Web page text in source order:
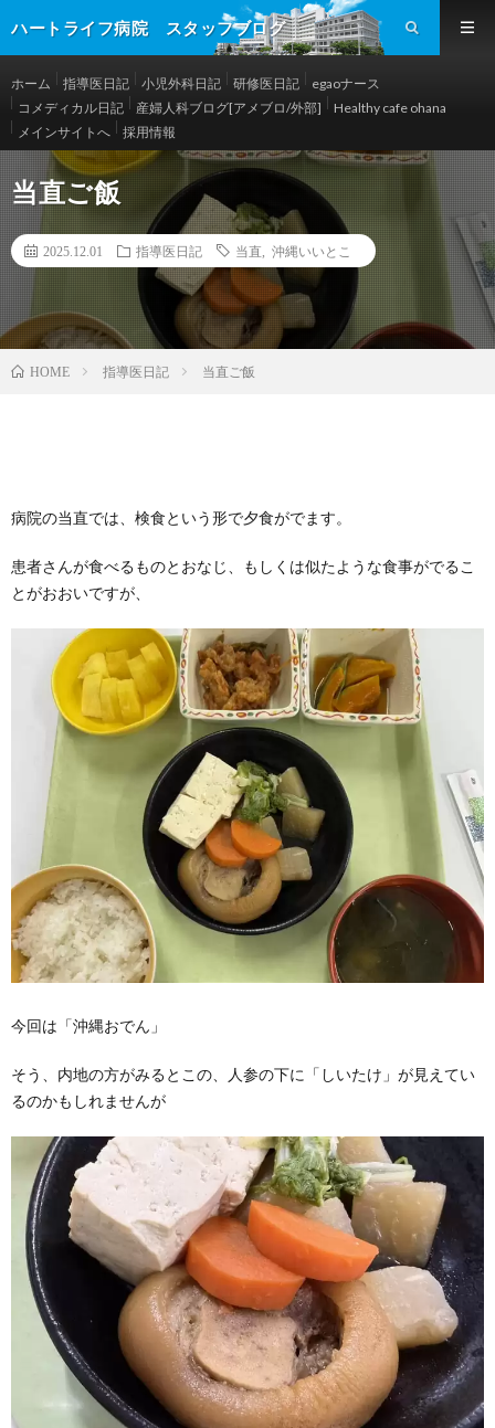
ハートライフ病院 スタッフブログ
ホーム 指導医日記 小児外科日記 研修医日記
egaoナース
コメディカル日記
産婦人科ブログ[アメブロ/外部]
Healthy cafe ohana
メインサイトへ
採用情報
当直ご飯
2025.12.01 指導医日記 当直 沖縄いいとこ
HOME 指導医日記 当直ご飯
病院の当直では、検食という形で夕食がでます。
患者さんが食べるものとおなじ、もしくは似たような食事がでるこ
とがおおいですが、
今回は「沖縄おでん」
そう、内地の方がみるとこの、人参の下に「しいたけ」が見えてい
るのかもしれませんが